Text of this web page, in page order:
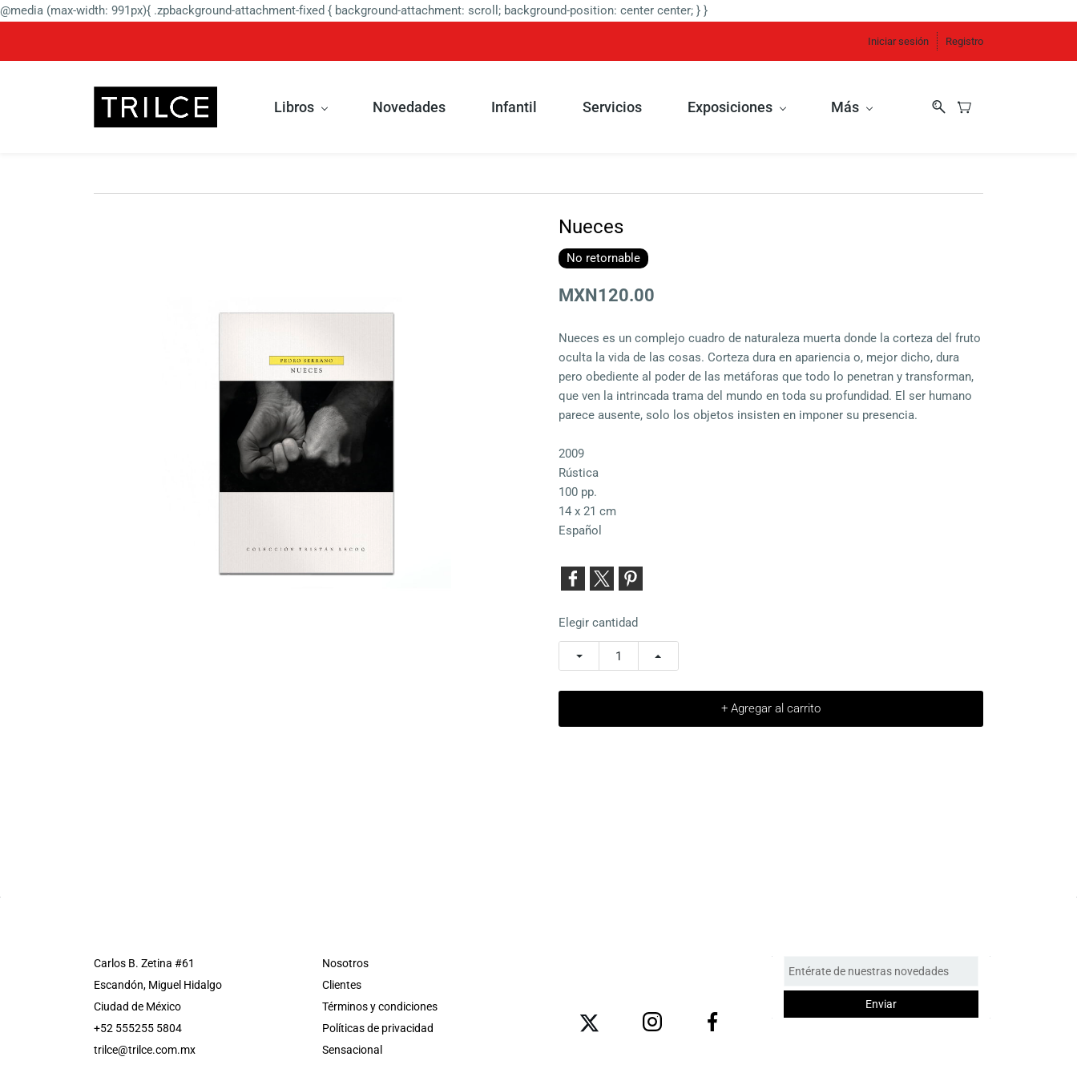
@media (max-width: 991px){ .zpbackground-attachment-fixed { background-attachment: scroll; background-position: center center; } }
Iniciar sesión Registro
Libros Novedades Infantil Servicios Exposiciones Más
Nueces
No retornable
MXN120.00
Nueces es un complejo cuadro de naturaleza muerta donde la corteza del fruto
oculta la vida de las cosas. Corteza dura en apariencia o, mejor dicho, dura
pero obediente al poder de las metáforas que todo lo penetran y transforman,
que ven la intrincada trama del mundo en toda su profundidad. El ser humano
parece ausente, solo los objetos insisten en imponer su presencia.
2009
Rústica
100 pp.
14 x 21 cm
Español
Elegir cantidad
+ Agregar al carrito
Carlos B. Zetina #61
Escandón, Miguel Hidalgo
Ciudad de México
+52 555255 5804
trilce@trilce.com.mx
Nosotros
Clientes
Términos y condiciones
Políticas de privacidad
Sensacional
Entérate de nuestras novedades
Enviar